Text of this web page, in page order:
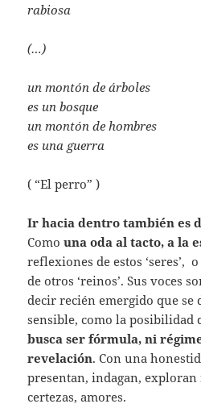
rabiosa
(…)
un montón de árboles
es un bosque
un montón de hombres
es una guerra
( “El perro” )
Ir hacia dentro también es
Comouna oda al tacto, a la
reflexiones de estos ‘seres’,
de otros ‘reinos’. Sus voces
decir recién emergido que se
sensible, como la posibilidad
busca ser fórmula, ni
revelación. Con una
presentan, indagan, exploran
certezas, amores.